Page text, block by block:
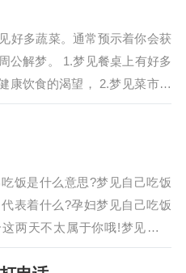
在怀孕的过程中孤单、害怕或
。不管孕妇梦到猫…
好多蔬菜。通常预示着你会获
餐桌上有好多
渴望， 2.梦见菜市场
己的努力， 3.梦见自己
饭是什么意思?梦见自己吃饭
表着什么?孕妇梦见自己吃饭
两天不太属于你哦!梦见自己
影响心情的一天。梦见自己和